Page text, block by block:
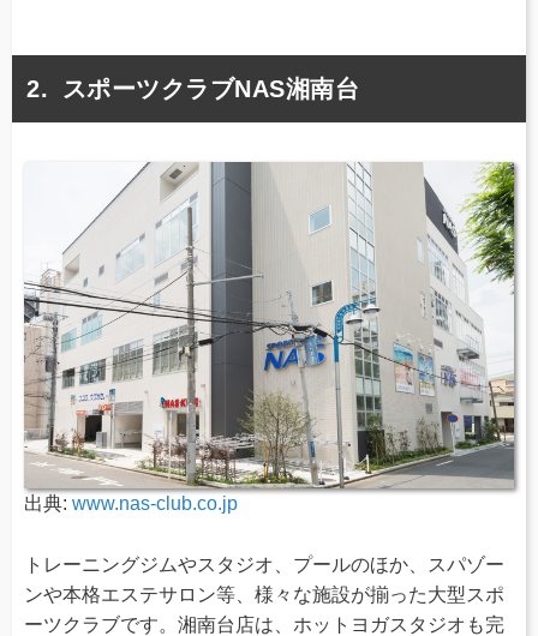
スポーツクラブNAS湘南台
出典: www.nas-club.co.jp
トレーニングジムやスタジオ、プールのほか、スパゾー
ンや本格エステサロン等、様々な施設が揃った大型スポ
ーツクラブです。湘南台店は、ホットヨガスタジオも完